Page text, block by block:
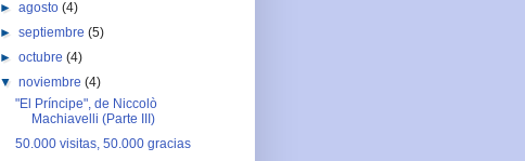
► agosto (4)
► septiembre (5)
► octubre (4)
▼ noviembre (4)
"El Príncipe", de Niccolò
Machiavelli (Parte III)
50.000 visitas, 50.000 gracias